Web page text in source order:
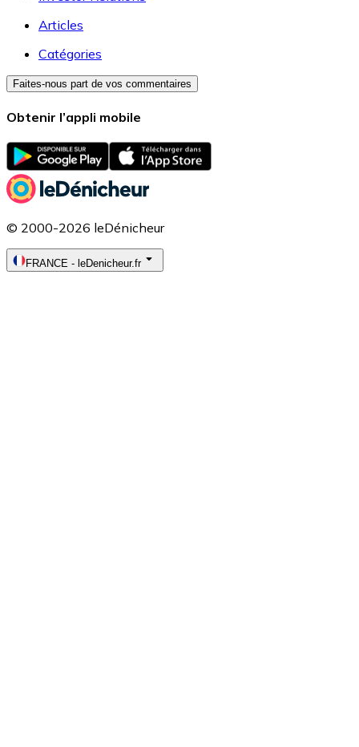
Articles
Catégories
Faites-nous part de vos commentaires
Obtenir l’appli mobile
© 2000-2026 leDénicheur
FRANCE - leDenicheur.fr